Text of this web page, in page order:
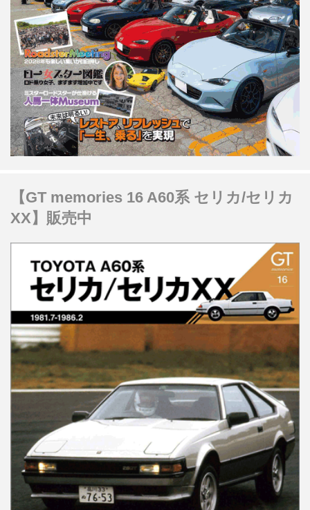
【GT memories 16 A60系 セリカ/セリカ
XX】販売中